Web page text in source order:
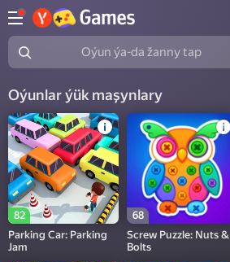
Oýun ýa-da žanny tap
Oýunlar ýük maşynlary
82
Parking Car: Parking
Jam
68
Screw Puzzle: Nuts &
Bolts